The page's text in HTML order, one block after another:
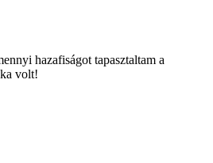
hazafiságot tapasztaltam a
volt!